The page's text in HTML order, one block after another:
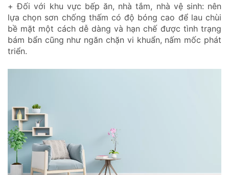
+ Đối với khu vực bếp ăn, nhà tắm, nhà vệ sinh: nên
lựa chọn sơn chống thấm có độ bóng cao để lau chùi
bề mặt một cách dễ dàng và hạn chế được tình trạng
bám bẩn cũng như ngăn chặn vi khuẩn, nấm mốc phát
triển.